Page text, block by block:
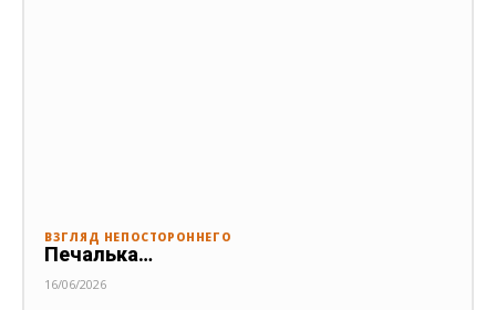
ВЗГЛЯД НЕПОСТОРОННЕГО
Печалька…
16/06/2026